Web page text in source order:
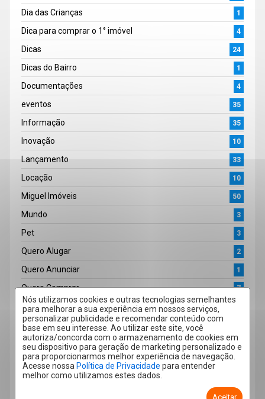
Nós utilizamos cookies e outras tecnologias semelhantes
para melhorar a sua experiência em nossos serviços,
personalizar publicidade e recomendar conteúdo com
base em seu interesse. Ao utilizar este site, você
autoriza/concorda com o armazenamento de cookies em
seu dispositivo para geração de marketing personalizado e
para proporcionarmos melhor experiência de navegação.
Acesse nossa Política de Privacidade para entender
melhor como utilizamos estes dados.
Aceitar
Dia das Crianças 1
Dica para comprar o 1° imóvel 4
Dicas 24
Dicas do Bairro 1
Documentações 4
eventos 35
Informação 35
Inovação 10
Lançamento 33
Locação 10
Miguel Imóveis 50
Mundo 3
Pet 3
Quero Alugar 2
Quero Anunciar 1
Quero Comprar 7
Regulamento
Saúde
Sem categoria 22
Sustentabilidade
Tire suas dúvidas